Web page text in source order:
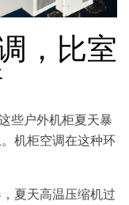
，比室
些户外机柜夏天暴
机柜空调在这种环
夏天高温压缩机过